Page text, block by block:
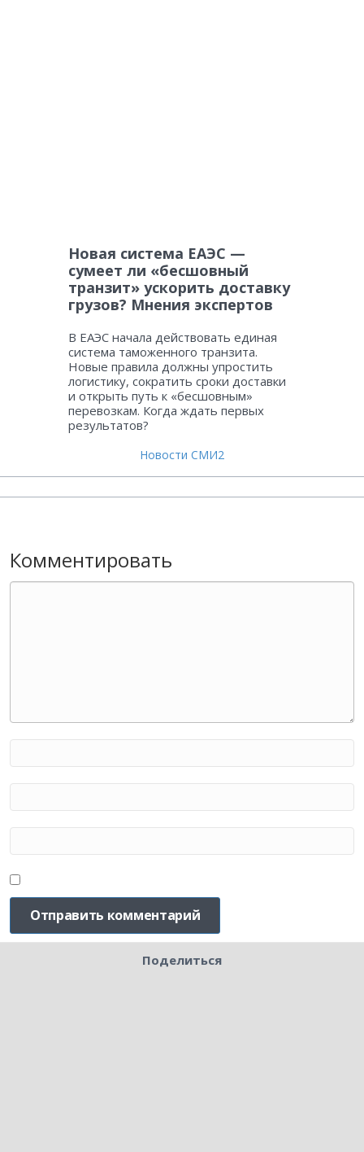
Новая система ЕАЭС —
сумеет ли «бесшовный
транзит» ускорить доставку
грузов? Мнения экспертов
В ЕАЭС начала действовать единая
система таможенного транзита.
Новые правила должны упростить
логистику, сократить сроки доставки
и открыть путь к «бесшовным»
перевозкам. Когда ждать первых
результатов?
Новости СМИ2
Комментировать
Поделиться